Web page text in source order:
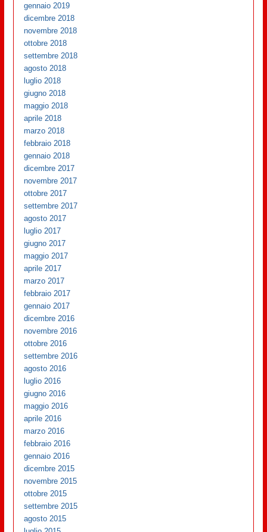
gennaio 2019
dicembre 2018
novembre 2018
ottobre 2018
settembre 2018
agosto 2018
luglio 2018
giugno 2018
maggio 2018
aprile 2018
marzo 2018
febbraio 2018
gennaio 2018
dicembre 2017
novembre 2017
ottobre 2017
settembre 2017
agosto 2017
luglio 2017
giugno 2017
maggio 2017
aprile 2017
marzo 2017
febbraio 2017
gennaio 2017
dicembre 2016
novembre 2016
ottobre 2016
settembre 2016
agosto 2016
luglio 2016
giugno 2016
maggio 2016
aprile 2016
marzo 2016
febbraio 2016
gennaio 2016
dicembre 2015
novembre 2015
ottobre 2015
settembre 2015
agosto 2015